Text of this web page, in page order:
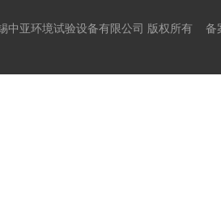
中亚环境试验设备有限公司 版权所有 备